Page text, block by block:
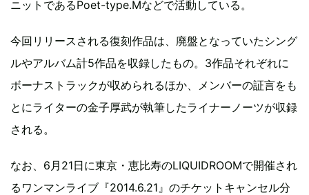
ニットであるPoet-type.Mなどで活動している。
今回リリースされる復刻作品は、廃盤となっていたシング
ルやアルバム計5作品を収録したもの。3作品それぞれに
ボーナストラックが収められるほか、メンバーの証言をも
とにライターの金子厚武が執筆したライナーノーツが収録
される。
なお、6月21日に東京・恵比寿のLIQUIDROOMで開催され
るワンマンライブ『2014.6.21』のチケットキャンセル分